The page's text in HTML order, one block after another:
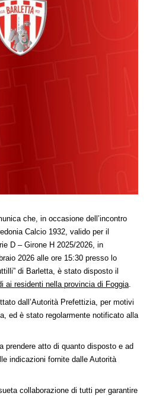
che, in occasione dell’incontro
Calcio 1932, valido per il
D – Girone H 2025/2026, in
2026 alle ore 15:30 presso lo
di Barletta, è stato disposto il
ai residenti nella provincia di Foggia
dall’Autorità Prefettizia, per motivi
ed è stato regolarmente notificato alla
prendere atto di quanto disposto e ad
indicazioni fornite dalle Autorità
collaborazione di tutti per garantire